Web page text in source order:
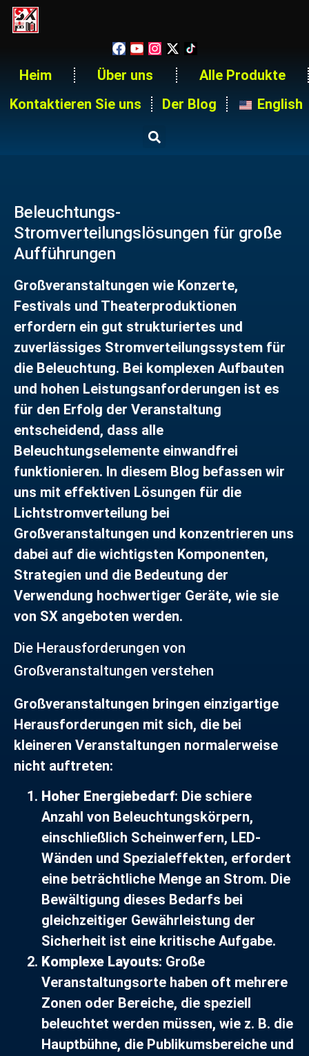
Heim Über uns
Alle Produkte
Kontaktieren Sie uns
Der Blog English
Beleuchtungs-
Stromverteilungslösungen für große
Aufführungen
Großveranstaltungen wie Konzerte,
Festivals und Theaterproduktionen
erfordern ein gut strukturiertes und
zuverlässiges Stromverteilungssystem für
die Beleuchtung. Bei komplexen Aufbauten
und hohen Leistungsanforderungen ist es
für den Erfolg der Veranstaltung
entscheidend, dass alle
Beleuchtungselemente einwandfrei
funktionieren. In diesem Blog befassen wir
uns mit effektiven Lösungen für die
Lichtstromverteilung bei
Großveranstaltungen und konzentrieren uns
dabei auf die wichtigsten Komponenten,
Strategien und die Bedeutung der
Verwendung hochwertiger Geräte, wie sie
von SX angeboten werden.
Die Herausforderungen von
Großveranstaltungen verstehen
Großveranstaltungen bringen einzigartige
Herausforderungen mit sich, die bei
kleineren Veranstaltungen normalerweise
nicht auftreten:
Hoher Energiebedarf: Die schiere
Anzahl von Beleuchtungskörpern,
einschließlich Scheinwerfern, LED-
Wänden und Spezialeffekten, erfordert
eine beträchtliche Menge an Strom. Die
Bewältigung dieses Bedarfs bei
gleichzeitiger Gewährleistung der
Sicherheit ist eine kritische Aufgabe.
Komplexe Layouts: Große
Veranstaltungsorte haben oft mehrere
Zonen oder Bereiche, die speziell
beleuchtet werden müssen, wie z. B. die
Hauptbühne, die Publikumsbereiche und